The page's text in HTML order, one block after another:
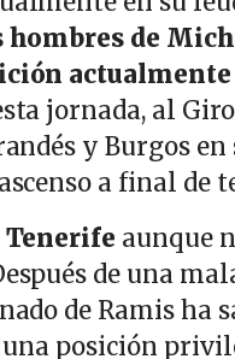
hombres de
jornada, al
y Burgos
a final de
Tenerife aunque
de una
de Ramis ha
posición